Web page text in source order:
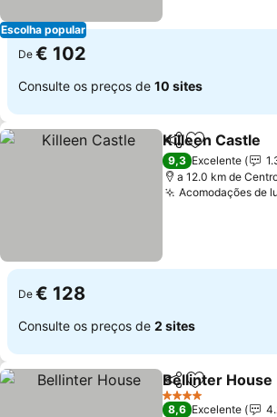
Escolha popular
De € 102
Consulte os preços de 10 sites
PartilharAdicionar
Killeen Castle
9,3 Excelente
a 12.0 km de
Acomodações de
De € 128
Consulte os preços de 2 sites
PartilharAdicionar
Bellinter House
4 Estrelas
8,6 Excelente